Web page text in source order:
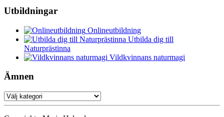
Utbildningar
Onlineutbildning
Utbilda dig till
Naturprästinna
Vildkvinnans naturmagi
Ämnen
Ämnen